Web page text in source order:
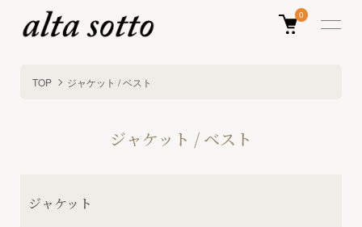
0
TOP ジャケット / ベスト
ジャケット / ベスト
ジャケット